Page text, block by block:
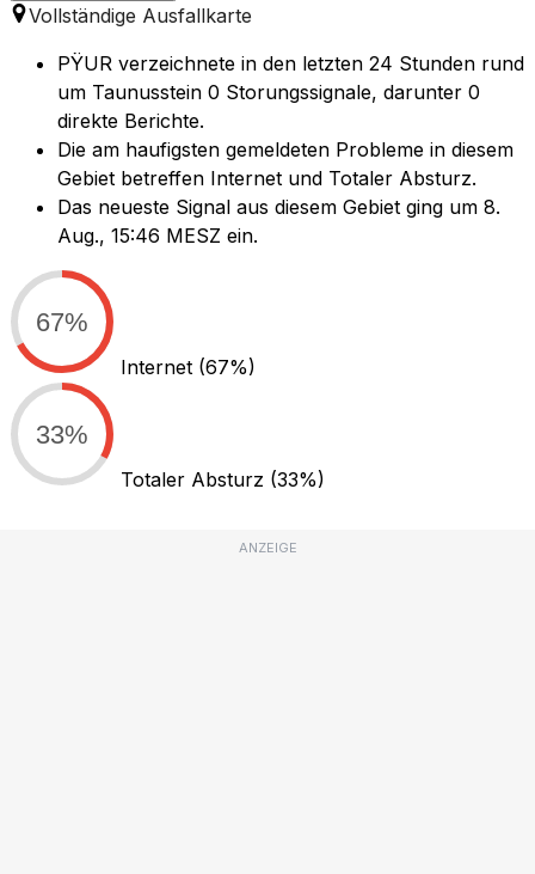
Vollständige Ausfallkarte
PŸUR verzeichnete in den letzten 24 Stunden rund
um Taunusstein 0 Storungssignale, darunter 0
direkte Berichte.
Die am haufigsten gemeldeten Probleme in diesem
Gebiet betreffen Internet und Totaler Absturz.
Das neueste Signal aus diesem Gebiet ging um 8.
Aug., 15:46 MESZ ein.
67%
Internet (67%)
33%
Totaler Absturz (33%)
ANZEIGE